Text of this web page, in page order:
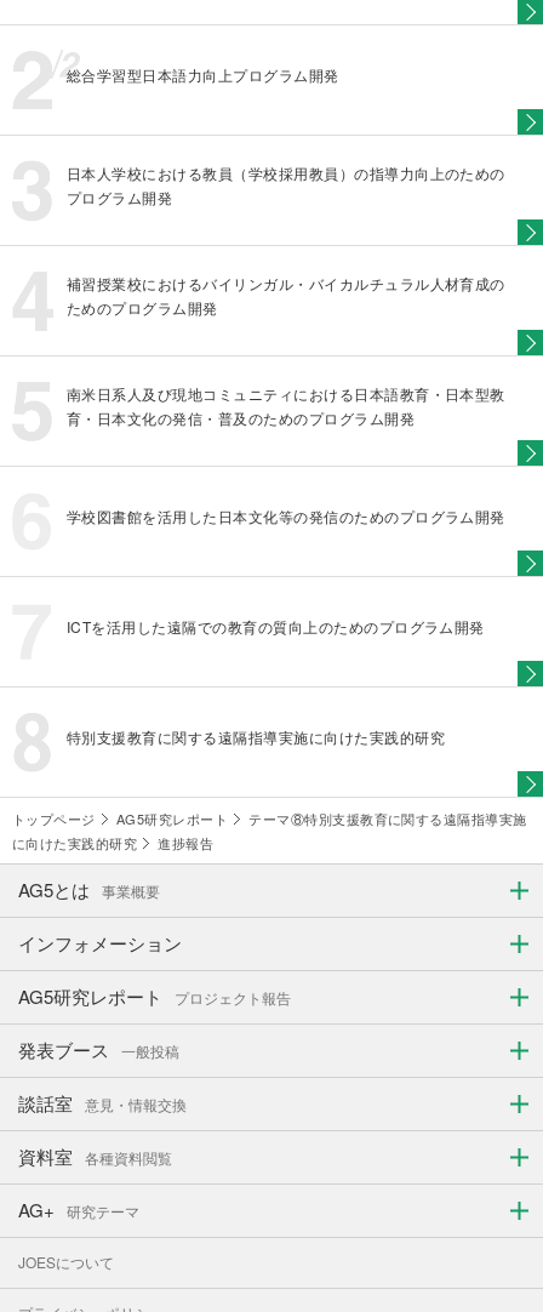
総合学習型日本語力向上プログラム開発
日本人学校における教員（学校採用教員）の指導力向上のための
プログラム開発
補習授業校におけるバイリンガル・バイカルチュラル人材育成の
ためのプログラム開発
南米日系人及び現地コミュニティにおける日本語教育・日本型教
育・日本文化の発信・普及のためのプログラム開発
学校図書館を活用した日本文化等の発信のためのプログラム開発
ICTを活用した遠隔での教育の質向上のためのプログラム開発
特別支援教育に関する遠隔指導実施に向けた実践的研究
トップページ AG5研究レポート
テーマ⑧特別支援教育に関する遠隔指導実施
に向けた実践的研究
進捗報告
AG5とは 事業概要
インフォメーション
AG5研究レポート プロジェクト報告
発表ブース 一般投稿
談話室 意見・情報交換
資料室 各種資料閲覧
AG+ 研究テーマ
JOESについて